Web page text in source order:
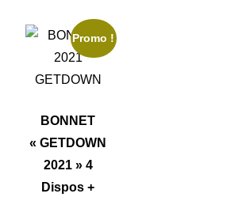
Promo !
BONNET
« GETDOWN
2021 » 4
Dispos +